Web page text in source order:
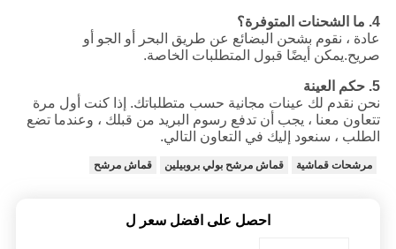
4. ما الشحنات المتوفرة؟
عادة ، نقوم بشحن البضائع عن طريق البحر أو الجو أو
صريح.يمكن أيضًا قبول المتطلبات الخاصة.
5. حكم العينة
نحن نقدم لك عينات مجانية حسب متطلباتك. إذا كنت أول مرة
تتعاون معنا ، يجب أن تدفع رسوم البريد من قبلك ، وعندما تضع
الطلب ، سنعود إليك في التعاون التالي.
مرشحات قماشية قماش مرشح بولي بروبيلين قماش مرشح
احصل على افضل سعر ل